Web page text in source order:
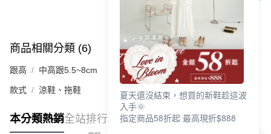
商品相關分類 (6) 查看全部
跟高 中高跟5.5~8cm
款式 涼鞋、拖鞋
本分類熱銷全站排行
夏天還沒結束，想買的新鞋趁這波
入手🌞
指定商品58折起 最高現折$888